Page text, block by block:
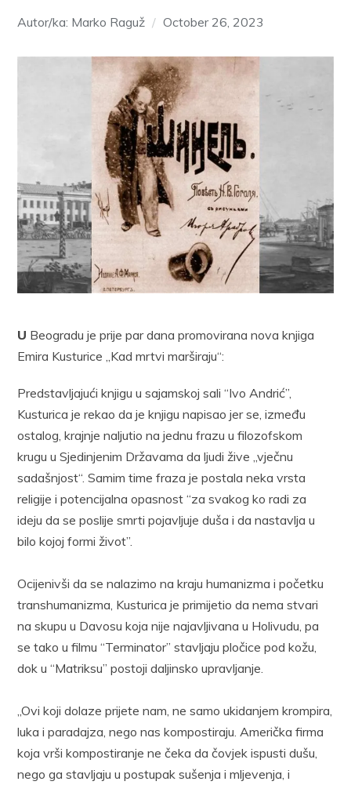
Autor/ka: Marko Raguž October 26, 2023
U Beogradu je prije par dana promovirana nova knjiga
Emira Kusturice „Kad mrtvi marširaju“:
Predstavljajući knjigu u sajamskoj sali “Ivo Andrić”,
Kusturica je rekao da je knjigu napisao jer se, između
ostalog, krajnje naljutio na jednu frazu u filozofskom
krugu u Sjedinjenim Državama da ljudi žive „vječnu
sadašnjost“. Samim time fraza je postala neka vrsta
religije i potencijalna opasnost “za svakog ko radi za
ideju da se poslije smrti pojavljuje duša i da nastavlja u
bilo kojoj formi život”.
Ocijenivši da se nalazimo na kraju humanizma i početku
transhumanizma, Kusturica je primijetio da nema stvari
na skupu u Davosu koja nije najavljivana u Holivudu, pa
se tako u filmu “Terminator” stavljaju pločice pod kožu,
dok u “Matriksu” postoji daljinsko upravljanje.
„Ovi koji dolaze prijete nam, ne samo ukidanjem krompira,
luka i paradajza, nego nas kompostiraju. Američka firma
koja vrši kompostiranje ne čeka da čovjek ispusti dušu,
nego ga stavljaju u postupak sušenja i mljevenja, i